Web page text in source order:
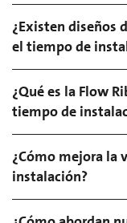
¿Existen diseños
el tiempo de
¿Qué es la Flow
tiempo de
¿Cómo mejora la
instalación?